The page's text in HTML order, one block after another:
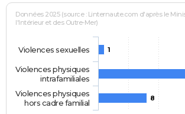
Données 2025 (source : Linternaute.com d'après le
l'Intérieur et des Outre-Mer)
1
8
Violences sexuelles
Violences physiques
intrafamiliales
Violences physiques
hors cadre familial